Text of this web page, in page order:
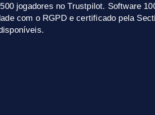
jogadores no Trustpilot. Software
com o RGPD e certificado pela